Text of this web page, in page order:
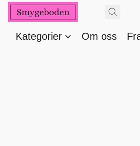
Kategorier Om oss